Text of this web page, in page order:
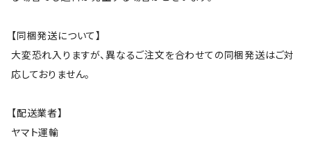
【同梱発送について】
大変恐れ入りますが、異なるご注文を合わせての同梱発送はご対
応しておりません。
【配送業者】
ヤマト運輸